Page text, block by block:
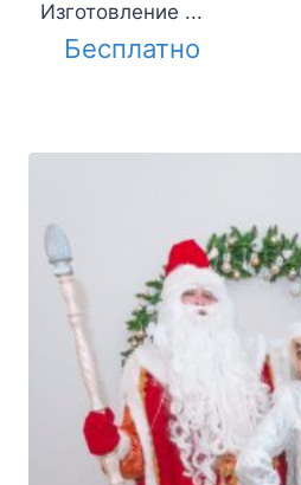
Изготовление ...
Бесплатно